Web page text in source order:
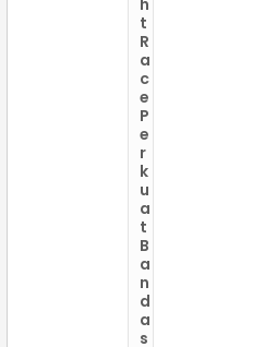
t
R
a
c
e
P
e
r
k
u
a
t
B
a
n
d
a
s